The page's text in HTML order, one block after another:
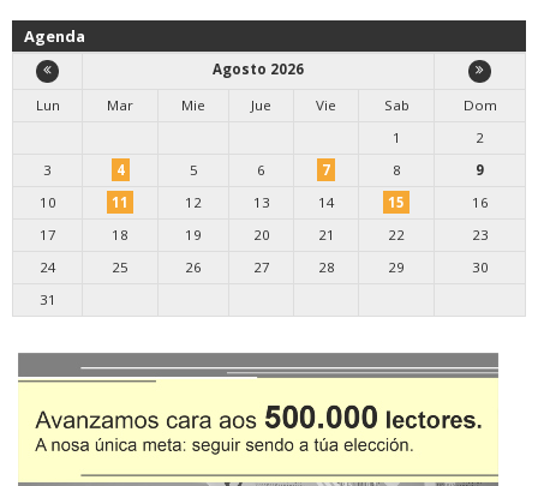
Agenda
Agosto 2026
Lun
Mar Mie Jue Vie Sab
Dom
1
2
3
4 5 6 7 8
9
10
11 12 13 14 15
16
17
18 19 20 21 22
23
24
25 26 27 28 29
30
31